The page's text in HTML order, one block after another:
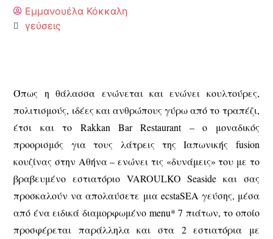
Εμμανουέλα Κόκκαλη
γεύσεις
Όπως η θάλασσα ενώνεται και ενώνει κουλτούρες,
πολιτισμούς, ιδέες και ανθρώπους γύρω από το τραπέζι,
έτσι και το Rakkan Bar Restaurant– ο μοναδικός
προορισμός για τους λάτρεις της Ιαπωνικής fusion
κουζίνας στην Αθήνα – ενώνει τις «δυνάμεις» του με το
βραβευμένο εστιατόριο VAROULKO Seaside και σας
προσκαλούν να απολαύσετε μια ecstaSEA γεύσης, μέσα
από ένα ειδικά διαμορφωμένο menu* 7 πιάτων, το οποίο
προσφέρεται παράλληλα και στα 2 εστιατόρια με